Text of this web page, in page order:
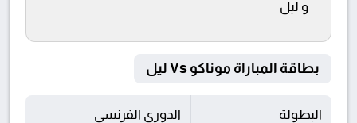
و ليل
بطاقة المباراة موناكو Vs ليل
البطولة الدوري الفرنسي